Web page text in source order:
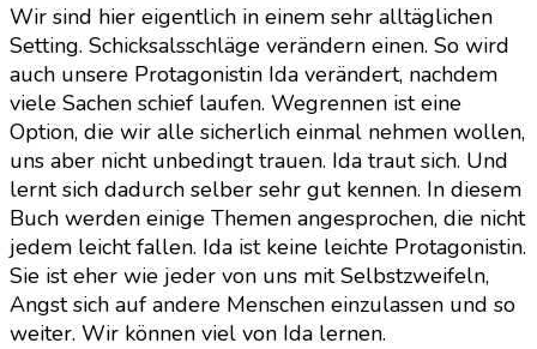
Wir sind hier eigentlich in einem sehr alltäglichen
Setting. Schicksalsschläge verändern einen. So wird
auch unsere Protagonistin Ida verändert, nachdem
viele Sachen schief laufen. Wegrennen ist eine
Option, die wir alle sicherlich einmal nehmen wollen,
uns aber nicht unbedingt trauen. Ida traut sich. Und
lernt sich dadurch selber sehr gut kennen. In diesem
Buch werden einige Themen angesprochen, die nicht
jedem leicht fallen. Ida ist keine leichte Protagonistin.
Sie ist eher wie jeder von uns mit Selbstzweifeln,
Angst sich auf andere Menschen einzulassen und so
weiter. Wir können viel von Ida lernen.